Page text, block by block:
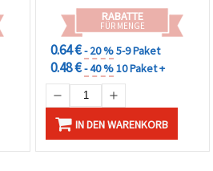
RABATTE
FÜR MENGE
0.64 €- 20 %5-9 Paket
0.48 €- 40 %10 Paket +
IN DEN WARENKORB